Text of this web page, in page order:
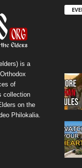
is a
of
collection
on the
Philokalia.